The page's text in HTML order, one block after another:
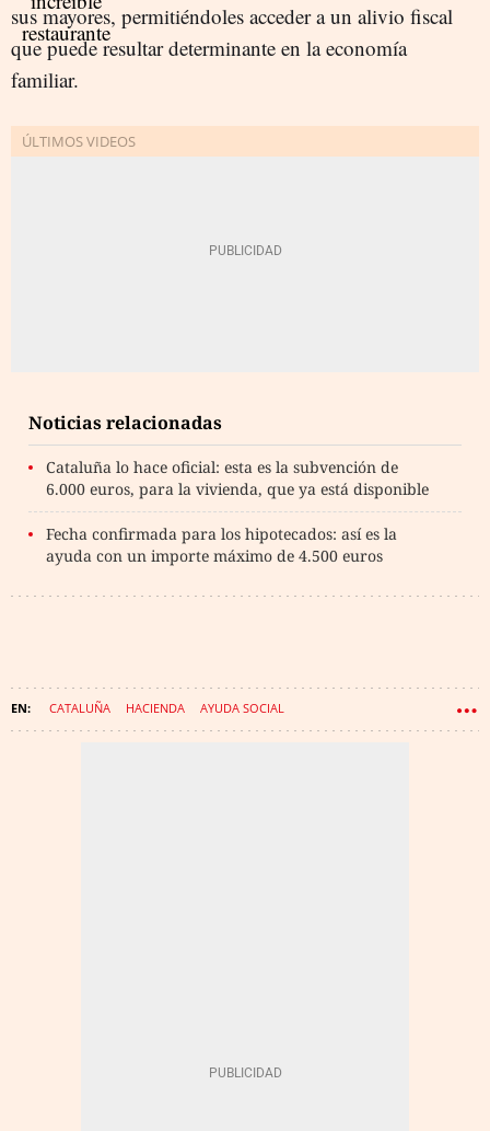
sus mayores, permitiéndoles acceder a un alivio fiscal
que puede resultar determinante en la economía
familiar.
Noticias relacionadas
Cataluña lo hace oficial: esta es la subvención de
6.000 euros, para la vivienda, que ya está disponible
Fecha confirmada para los hipotecados: así es la
ayuda con un importe máximo de 4.500 euros
CATALUÑA HACIENDA AYUDA SOCIAL